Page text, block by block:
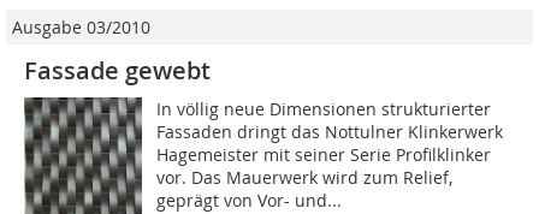
Ausgabe 03/2010
Fassade gewebt
In völlig neue Dimensionen strukturierter
Fassaden dringt das Nottulner Klinkerwerk
Hagemeister mit seiner Serie Profilklinker
vor. Das Mauerwerk wird zum Relief,
geprägt von Vor- und...